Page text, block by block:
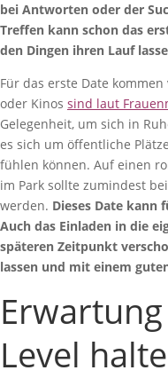
bei Antworten oder der
Treffen kann schon das
den Dingen ihren Lauf
Für das erste Date
oder Kinos sind laut
Gelegenheit, um sich in
es sich um öffentliche
fühlen können. Auf einen
im Park sollte zumindest
werden. Dieses Date kann
Auch das Einladen in die
späteren Zeitpunkt
lassen und mit einem
Level